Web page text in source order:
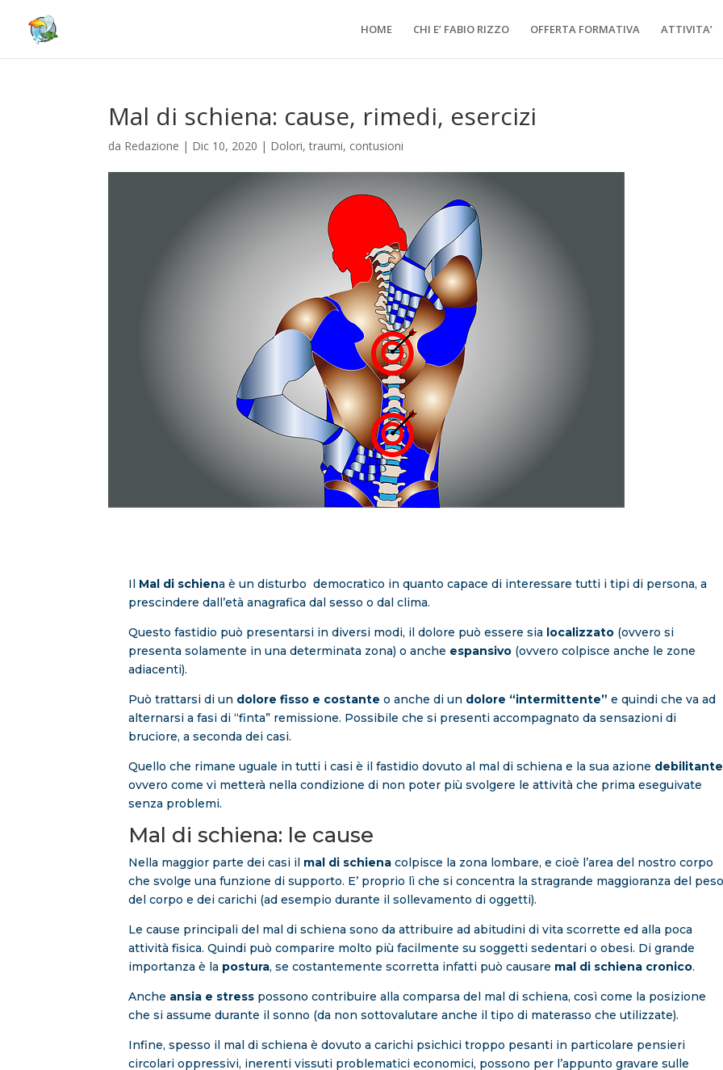
HOME CHI E’ FABIO RIZZO OFFERTA FORMATIVA ATTIVITA’
Mal di schiena: cause, rimedi, esercizi
da Redazione | Dic 10, 2020 | Dolori, traumi, contusioni
Il Mal di schiena è un disturbo democratico in quanto capace di interessare tutti i tipi di persona, a
prescindere dall’età anagrafica dal sesso o dal clima.
Questo fastidio può presentarsi in diversi modi, il dolore può essere sia localizzato (ovvero si
presenta solamente in una determinata zona) o anche espansivo (ovvero colpisce anche le zone
adiacenti).
Può trattarsi di un dolore fisso e costante o anche di un dolore “intermittente” e quindi che va ad
alternarsi a fasi di “finta” remissione. Possibile che si presenti accompagnato da sensazioni di
bruciore, a seconda dei casi.
Quello che rimane uguale in tutti i casi è il fastidio dovuto al mal di schiena e la sua azione debilitante
ovvero come vi metterà nella condizione di non poter più svolgere le attività che prima eseguivate
senza problemi.
Mal di schiena: le cause
Nella maggior parte dei casi il mal di schiena colpisce la zona lombare, e cioè l’area del nostro corpo
che svolge una funzione di supporto. E’ proprio lì che si concentra la stragrande maggioranza del
del corpo e dei carichi (ad esempio durante il sollevamento di oggetti).
Le cause principali del mal di schiena sono da attribuire ad abitudini di vita scorrette ed alla poca
attività fisica. Quindi può comparire molto più facilmente su soggetti sedentari o obesi. Di grande
importanza è la postura, se costantemente scorretta infatti può causare mal di schiena cronico.
Anche ansia e stress possono contribuire alla comparsa del mal di schiena, così come la posizione
che si assume durante il sonno (da non sottovalutare anche il tipo di materasso che utilizzate).
Infine, spesso il mal di schiena è dovuto a carichi psichici troppo pesanti in particolare pensieri
circolari oppressivi, inerenti vissuti problematici economici, possono per l’appunto gravare sulle